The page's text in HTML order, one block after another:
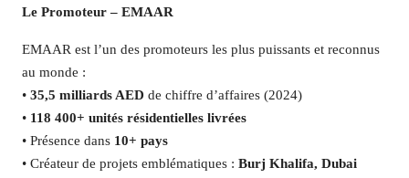
Le Promoteur – EMAAR
EMAAR est l’un des promoteurs les plus puissants et reconnus
au monde :
• 35,5 milliards AED de chiffre d’affaires (2024)
• 118 400+ unités résidentielles livrées
• Présence dans 10+ pays
• Créateur de projets emblématiques : Burj Khalifa, Dubai